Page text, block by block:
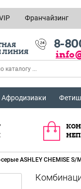
Франчайзинг
ЛИНИЯ
8-
Афродизиаки
ASHLEY CHEMISE S/M